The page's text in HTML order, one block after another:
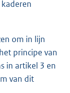
om in lijn
principe van
in artikel 3 en
van dit